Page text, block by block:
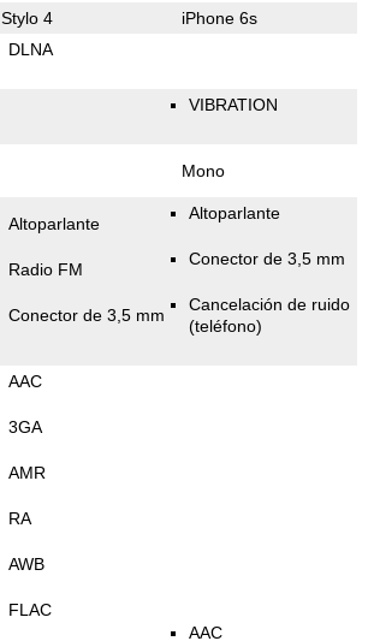
Stylo 4 iPhone 6s
DLNA
VIBRATION
Mono
Altoparlante
Radio FM
Conector de 3,5 mm
Altoparlante
Conector de 3,5 mm
Cancelación de ruido
(teléfono)
AAC
3GA
AMR
RA
AWB
FLAC
AAC